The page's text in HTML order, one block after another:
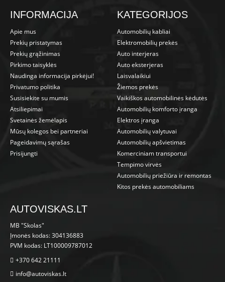
INFORMACIJA
Apie mus
Prekių pristatymas
Prekių grąžinimas
Pirkimo taisyklės
Naudinga informacija pirkėjui!
Privatumo politika
Susisiekite su mumis
Atsiliepimai
Svetainės žemėlapis
Mūsų kolegos bei partneriai
Pageidavimų sąrašas
Prisijungti
KATEGORIJOS
Automobilių kabliai
Elektromobilių prekės
Auto interjeras
Auto eksterjeras
Laisvalaikiui
Žiemos prekės
Vaikiškos automobilinės kėdutės
Automobilių komforto įranga
Elektros įranga
Automobilių valytuvai
Automobilių apšvietimas
Komerciniam transportui
Tempimo virvės
Automobilių priežiūra ir remontas
Kitos prekės automobiliams
AUTOVISKAS.LT
MB "Skolas"
Įmonės kodas: 304136883
PVM kodas: LT100009787012
+370 642 21111
info@autoviskas.lt